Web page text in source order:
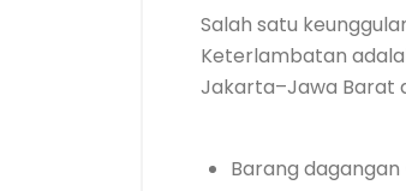
Salah satu
Keterlambatan
Jakarta–Jawa Barat
Barang